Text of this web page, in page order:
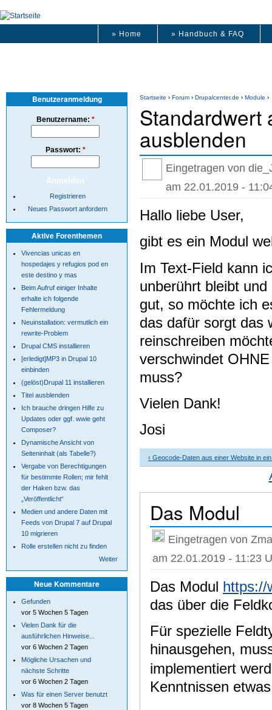
» Home » Handbuch & FAQ
Startseite › Forum › Drupalcenter.de › Module ›
Standardwert
ausblenden
Eingetragen von
am 22.01.2019 -
Hallo liebe User,
gibt es ein Modul
Im Text-Field kann
unberührt bleibt
gut, so möchte ich
das dafür sorgt das
reinschreiben
verschwindet
muss?
Vielen Dank!
Josi
‹ Geocode-Daten aus einer Website in
Das Modul
Eingetragen von
am 22.01.2019 - 11:23
Das Modul https://
das über die
Für spezielle
hinausgehen,
implementiert
Kenntnissen
Benutzeranmeldung
Benutzername: *
Passwort: *
Registrieren
Neues Passwort anfordern
Aktive Forenthemen
Vivencias unicas en
hospedajes y refugios pod en
este destino y mas
Beim Aufruf einiger Inhalte
erhalte ich folgende
Fehlermeldung
Neuinstallation: vermutlich ein
rewrite-Problem
Drupal CMS installieren
[erledigt]MP3 in Drupal 10
einbinden
(gelöst)Drupal 11 installieren
Titel ausblenden
Ich brauche dringen Hilfe zu
Updates oder ggf. wwie geht
Composer?
Dynamische Ansicht von
Seiteninhalt (als Tabelle?)
Vergabe von Berechtigungen
für bestimmte Rollen; mir fehlt
der Haken bzw. das
„Veröffentlicht“
Medien und andere Daten mit
Feeds von Drupal 7 auf Drupal
10 migrieren
Rolle erstellen nicht zu finden
Weiter
Neue Kommentare
Gefunden
vor 5 Wochen 5 Tagen
Vielen Dank für die
ausführlichen Hinweise...
vor 6 Wochen 2 Tagen
Mögliche Ursachen und
nächste Schritte
vor 6 Wochen 2 Tagen
Was für einen Server benutzt
vor 8 Wochen 5 Tagen